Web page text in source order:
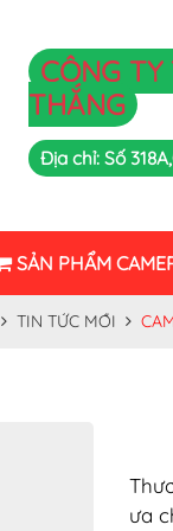
CÔNG
THẮNG
Địa chỉ: Số
SẢN PHẨM
TIN TỨC MỚI
ưa